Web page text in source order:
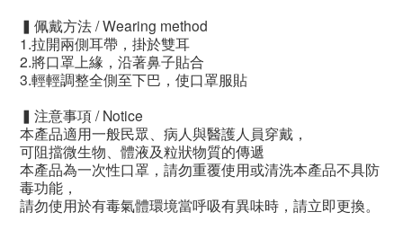
▍佩戴方法 / Wearing method
1.拉開兩側耳帶，掛於雙耳
2.將口罩上緣，沿著鼻子貼合
3.輕輕調整全側至下巴，使口罩服貼
▍注意事項 / Notice
本產品適用一般民眾、病人與醫護人員穿戴，
可阻擋微生物、體液及粒狀物質的傳遞
本產品為一次性口罩，請勿重覆使用或清洗本產品不具防
毒功能，
請勿使用於有毒氣體環境當呼吸有異味時，請立即更換。